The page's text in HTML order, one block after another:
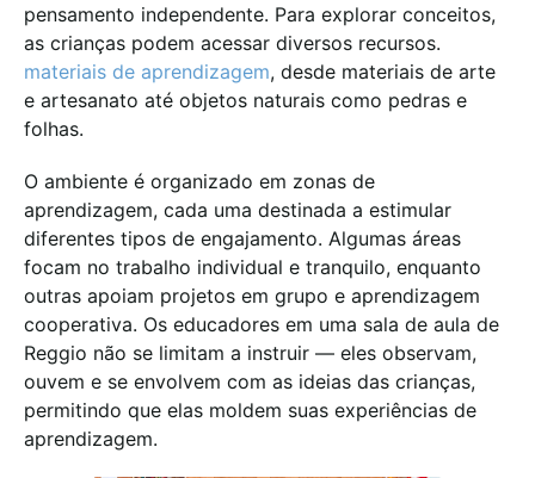
pensamento independente. Para explorar conceitos,
as crianças podem acessar diversos recursos.
materiais de aprendizagem, desde materiais de arte
e artesanato até objetos naturais como pedras e
folhas.
O ambiente é organizado em zonas de
aprendizagem, cada uma destinada a estimular
diferentes tipos de engajamento. Algumas áreas
focam no trabalho individual e tranquilo, enquanto
outras apoiam projetos em grupo e aprendizagem
cooperativa. Os educadores em uma sala de aula de
Reggio não se limitam a instruir — eles observam,
ouvem e se envolvem com as ideias das crianças,
permitindo que elas moldem suas experiências de
aprendizagem.